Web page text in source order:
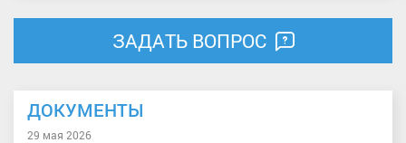
ЗАДАТЬ ВОПРОС
ДОКУМЕНТЫ
29 мая 2026